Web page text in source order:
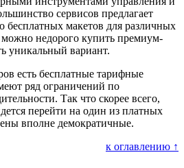
сервисов предлагает
бесплатных макетов для различных
недорого купить премиум-
уникальный вариант.
есть бесплатные тарифные
ряд ограничений по
Так что скорее всего,
перейти на один из платных
вполне демократичные.
к оглавлению ↑